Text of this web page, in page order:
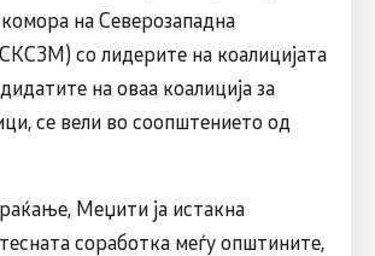
на Северозападна
со лидерите на коалицијата
на оваа коалиција за
се вели во соопштението од
Меџити ја истакна
соработка меѓу општините,